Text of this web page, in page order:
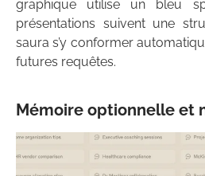
graphique utilise un bleu
présentations suivent une
saura s’y conformer
futures requêtes.
Mémoire optionnelle et